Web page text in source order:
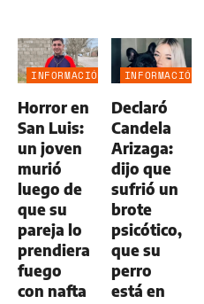
INFORMACIÓN
Horror en
San Luis:
un joven
murió
luego de
que su
pareja lo
prendiera
fuego
con nafta
INFORMACIÓN
Declaró
Candela
Arizaga:
dijo que
sufrió un
brote
psicótico,
que su
perro
está en